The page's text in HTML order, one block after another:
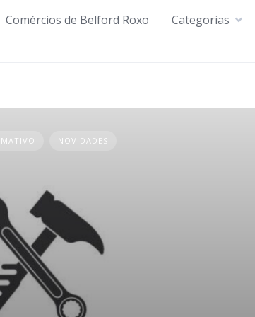
Comércios de Belford Roxo Categorias
NOVIDADES